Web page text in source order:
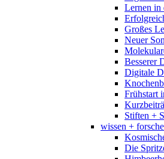
Lernen in
Großes
Neuer
Besserer
Digitale
Frühstart
Stiften +
wissen +
Die